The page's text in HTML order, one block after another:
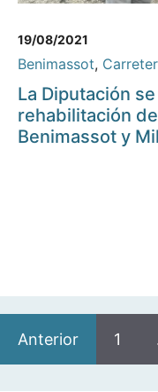
19/08/2021
Benimassot,
La Diputación
rehabilitación
Benimassot y
Anterior 1